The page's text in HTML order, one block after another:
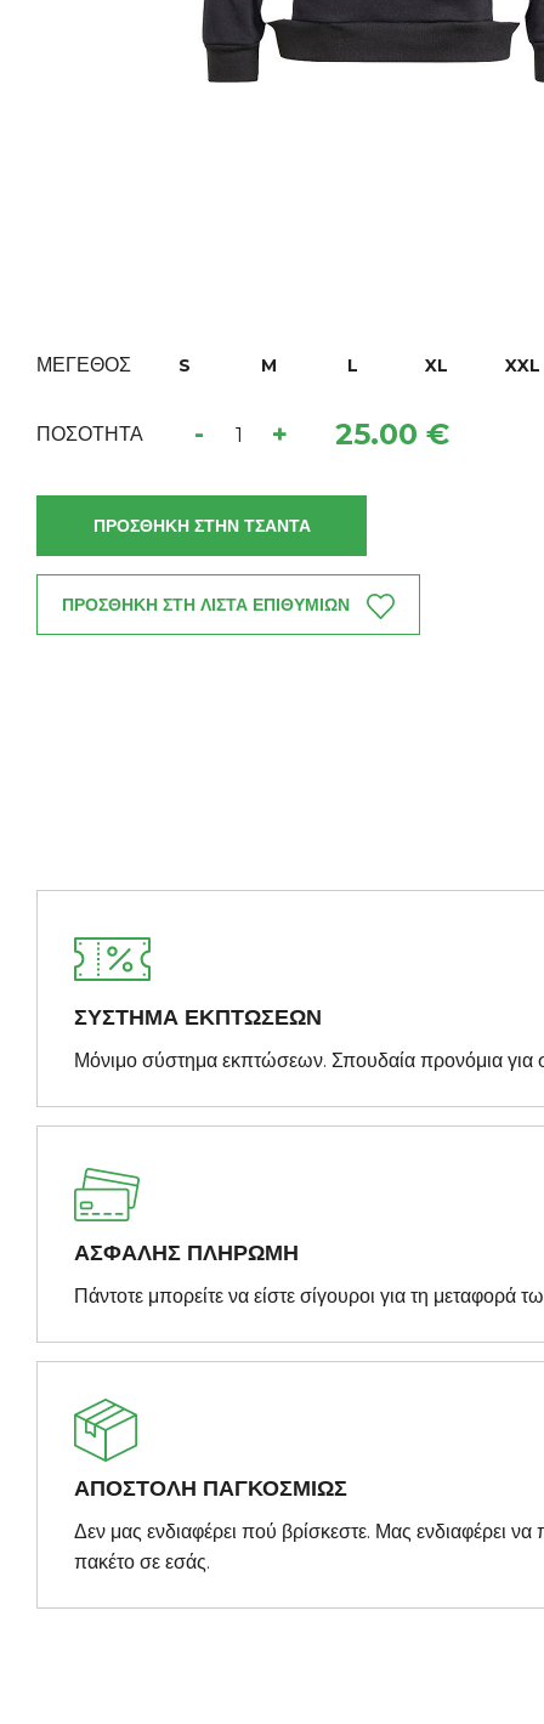
ΜΕΓΕΘΟΣ S M L XL XXL
ΠΟΣΟΤΗΤΑ - + 25.00 €
ΠΡΟΣΘΗΚΗ ΣΤΗΝ ΤΣΑΝΤΑ
ΠΡΟΣΘΗΚΗ ΣΤΗ ΛΙΣΤΑ ΕΠΙΘΥΜΙΩΝ
ΣΥΣΤΗΜΑ ΕΚΠΤΩΣΕΩΝ
Μόνιμο σύστημα εκπτώσεων. Σπουδαία προνόμια για
ΑΣΦΑΛΗΣ ΠΛΗΡΩΜΗ
Πάντοτε μπορείτε να είστε σίγουροι για τη μεταφορά
ΑΠΟΣΤΟΛΗ ΠΑΓΚΟΣΜΙΩΣ
Δεν μας ενδιαφέρει πού βρίσκεστε. Μας ενδιαφέρει
πακέτο σε εσάς.